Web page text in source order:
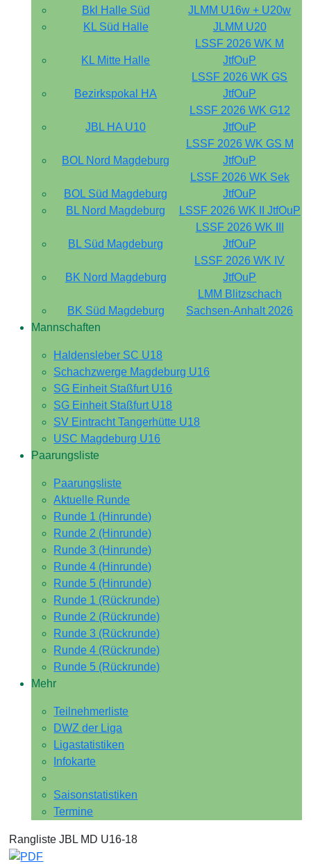
Bkl Halle Süd
JLMM U16w + U20w
KL Süd Halle
JLMM U20
KL Mitte Halle
LSSF 2026 WK M
JtfOuP
Bezirkspokal HA
LSSF 2026 WK GS
JtfOuP
JBL HA U10
LSSF 2026 WK G12
JtfOuP
BOL Nord Magdeburg
LSSF 2026 WK GS M
JtfOuP
BOL Süd Magdeburg
LSSF 2026 WK Sek
JtfOuP
BL Nord Magdeburg
LSSF 2026 WK II JtfOuP
BL Süd Magdeburg
LSSF 2026 WK III
JtfOuP
BK Nord Magdeburg
LSSF 2026 WK IV
JtfOuP
BK Süd Magdeburg
LMM Blitzschach
Sachsen-Anhalt 2026
Mannschaften
Haldensleber SC U18
Schachzwerge Magdeburg U16
SG Einheit Staßfurt U16
SG Einheit Staßfurt U18
SV Eintracht Tangerhütte U18
USC Magdeburg U16
Paarungsliste
Paarungsliste
Aktuelle Runde
Runde 1 (Hinrunde)
Runde 2 (Hinrunde)
Runde 3 (Hinrunde)
Runde 4 (Hinrunde)
Runde 5 (Hinrunde)
Runde 1 (Rückrunde)
Runde 2 (Rückrunde)
Runde 3 (Rückrunde)
Runde 4 (Rückrunde)
Runde 5 (Rückrunde)
Mehr
Teilnehmerliste
DWZ der Liga
Ligastatistiken
Infokarte
Saisonstatistiken
Termine
Rangliste JBL MD U16-18